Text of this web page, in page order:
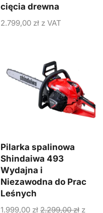
cięcia drewna
2.799,00 zł z VAT
Pilarka spalinowa
Shindaiwa 493
Wydajna i
Niezawodna do Prac
Leśnych
1.999,00 zł 2.299,00zł z